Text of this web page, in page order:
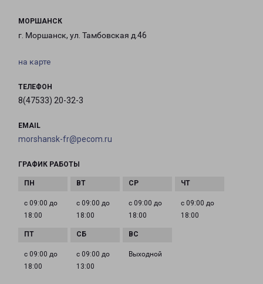
МОРШАНСК
г. Моршанск, ул. Тамбовская д.46
на карте
ТЕЛЕФОН
8(47533) 20-32-3
EMAIL
morshansk-fr@pecom.ru
ГРАФИК РАБОТЫ
с 09:00 до
18:00
с 09:00 до
18:00
с 09:00 до
18:00
с 09:00 до
18:00
с 09:00 до
18:00
с 09:00 до
13:00
Выходной